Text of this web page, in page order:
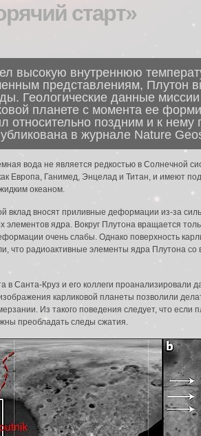
старт»
высокую внутреннюю
представлениям, Плутон
Геологические данные
планете с момента ее
относительно поздним и к
в журнале Nature
вода не является редкостью в Солнечной
Европа, Ганимед, Энцелад и Титан, и имеют
океаном.
вклад вносят приливные деформации из-за
ядра. Вокруг Плутона вращается
очень слабы. Однако поверхность
что радиоактивные элементы ядра Плутона
в Санта-Круз и его коллеги проанализировали
карликовой планеты позволили
Из такого поведения следует, что если
преобладать следы сжатия.